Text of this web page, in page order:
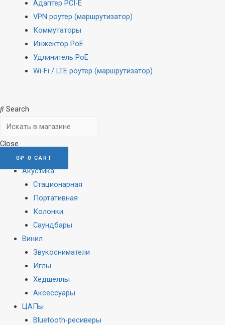
Адаптер PCI-E
VPN роутер (маршрутизатор)
Коммутаторы
Инжектор PoE
Удлинитель PoE
Wi-Fi / LTE роутер (маршрутизатор)
Search
Close
0₽ 0 CART
Акустика
Стационарная
Портативная
Колонки
Саундбары
Винил
Звукосниматели
Иглы
Хедшеллы
Аксессуары
ЦАПы
Bluetooth-ресиверы